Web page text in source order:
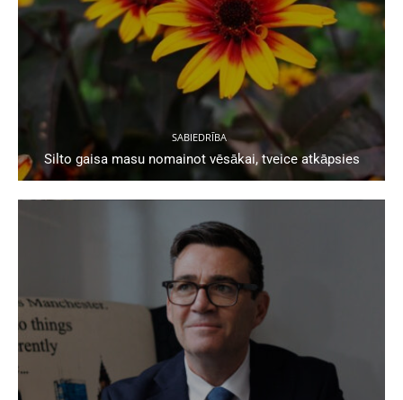
SABIEDRĪBA
Silto gaisa masu nomainot vēsākai, tveice atkāpsies